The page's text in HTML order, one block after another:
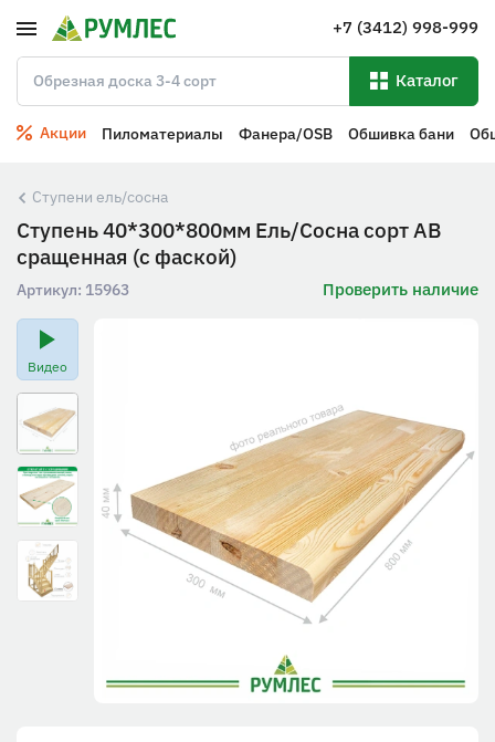
+7 (3412) 998-999
Каталог
Акции Пиломатериалы Фанера/OSB Обшивка бани
Ступени ель/сосна
Ступень 40*300*800мм Ель/Сосна сорт АВ
сращенная (с фаской)
Артикул: 15963 Проверить наличие
Видео